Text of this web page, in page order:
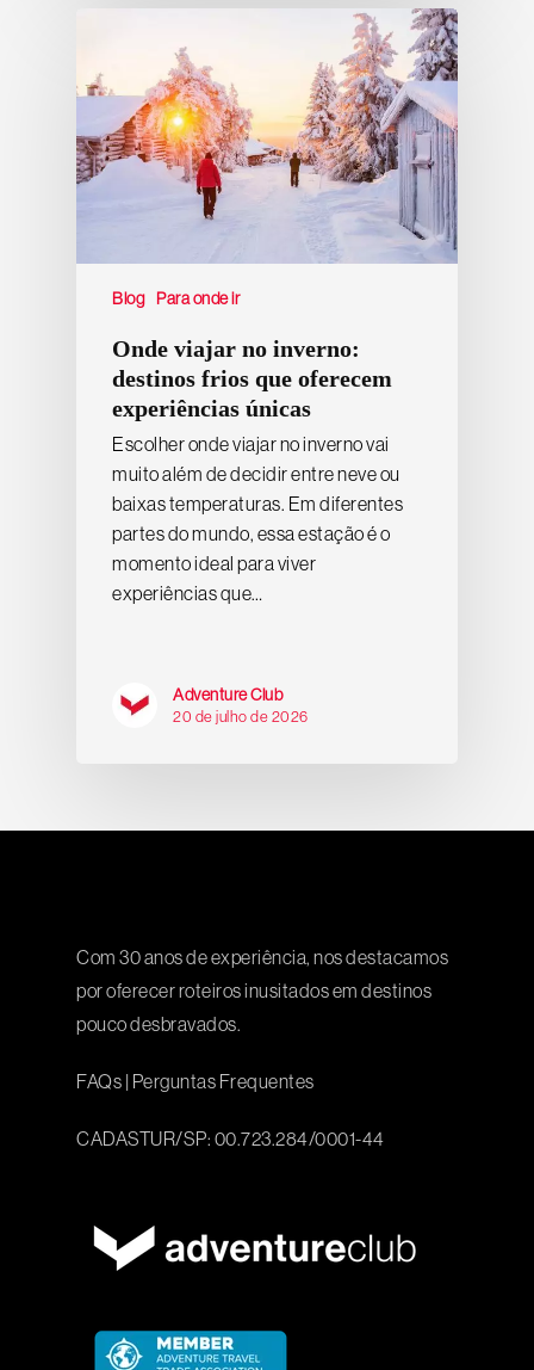
Blog Para onde ir
Onde viajar no inverno:
destinos frios que oferecem
experiências únicas
Escolher onde viajar no inverno vai
muito além de decidir entre neve ou
baixas temperaturas. Em diferentes
partes do mundo, essa estação é o
momento ideal para viver
experiências que…
Adventure Club
20 de julho de 2026
Com 30 anos de experiência, nos destacamos
por oferecer roteiros inusitados em destinos
pouco desbravados.
FAQs | Perguntas Frequentes
CADASTUR/SP: 00.723.284/0001-44